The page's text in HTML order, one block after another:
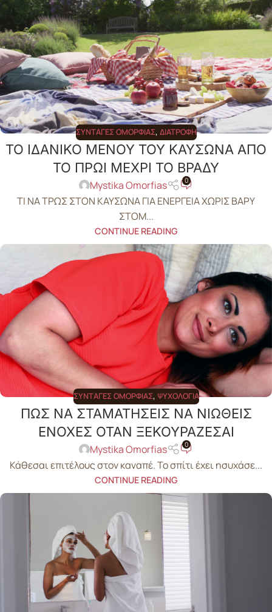
ΣΥΝΤΑΓΈΣ ΟΜΟΡΦΙΆΣ, ΔΙΑΤΡΟΦΉ
ΤΟ ΙΔΑΝΙΚΟ ΜΕΝΟΥ ΤΟΥ ΚΑΥΣΩΝΑ ΑΠΟ
ΤΟ ΠΡΩΙ ΜΕΧΡΙ ΤΟ ΒΡΑΔΥ
Mystika Omorfias 0
ΤΙ ΝΑ ΤΡΩΣ ΣΤΟΝ ΚΑΥΣΩΝΑ ΓΙΑ ΕΝΕΡΓΕΙΑ ΧΩΡΙΣ ΒΑΡΥ
ΣΤΟΜ...
CONTINUE READING
ΣΥΝΤΑΓΈΣ ΟΜΟΡΦΙΆΣ, ΨΥΧΟΛΟΓΊΑ
ΠΩΣ ΝΑ ΣΤΑΜΑΤΗΣΕΙΣ ΝΑ ΝΙΩΘΕΙΣ
ΕΝΟΧΕΣ ΟΤΑΝ ΞΕΚΟΥΡΑΖΕΣΑΙ
Mystika Omorfias 0
Κάθεσαι επιτέλους στον καναπέ. Το σπίτι έχει ησυχάσε...
CONTINUE READING